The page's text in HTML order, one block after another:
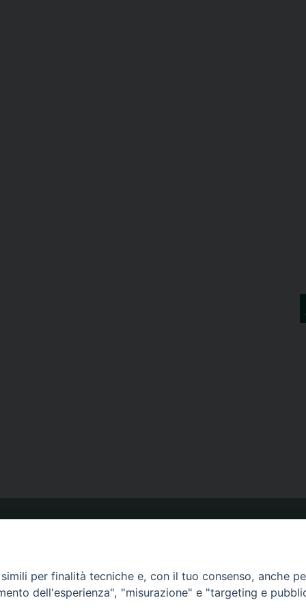
CALENDARIO PASTORALE
per finalità tecniche e, con il tuo consenso, anche
dell'esperienza", "misurazione" e "targeting e